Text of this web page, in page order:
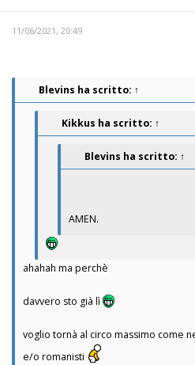
11/06/2021, 20:49
Blevins ha scritto: ↑
Kikkus ha scritto: ↑
Blevins ha scritto: ↑
AMEN.
ahahah ma perchè
davvero sto già lì
voglio tornà al circo massimo come
e/o romanisti